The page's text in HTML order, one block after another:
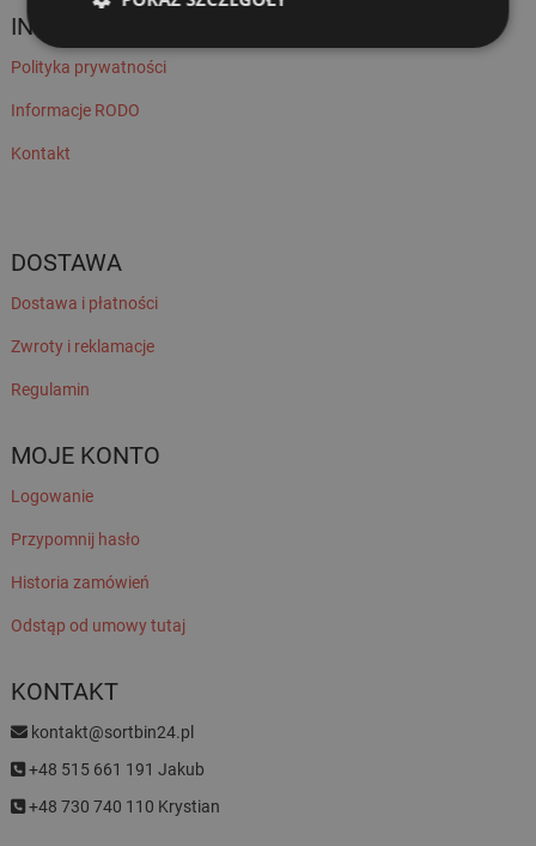
INFORMACJE
Polityka prywatności
Informacje RODO
Kontakt
DOSTAWA
Dostawa i płatności
Zwroty i reklamacje
Regulamin
MOJE KONTO
Logowanie
Przypomnij hasło
Historia zamówień
Odstąp od umowy tutaj
KONTAKT
kontakt@sortbin24.pl
+48 515 661 191 Jakub
+48 730 740 110 Krystian